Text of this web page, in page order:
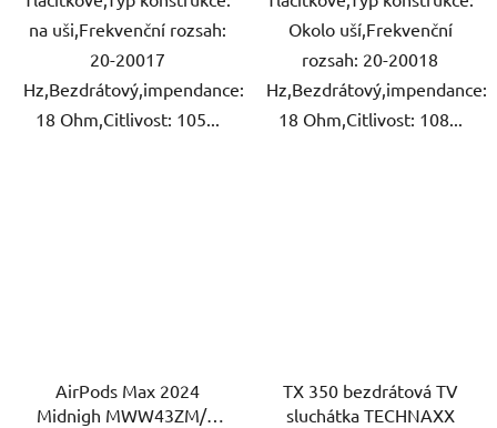
na uši,Frekvenční rozsah:
20-20017
Hz,Bezdrátový,impendance:
18 Ohm,Citlivost: 105...
Okolo uší,Frekvenční
rozsah: 20-20018
Hz,Bezdrátový,impendance:
18 Ohm,Citlivost: 108...
AirPods Max 2024
Midnigh MWW43ZM/A
TX 350 bezdrátová TV
sluchátka TECHNAXX